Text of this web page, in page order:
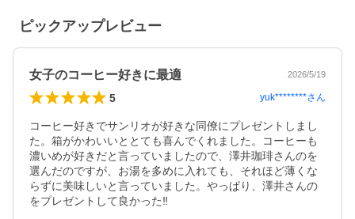
ピックアップレビュー
女子のコーヒー好きに最適 2026/5/19
5 yuk********さん
コーヒー好きでサンリオが好きな同僚にプレゼントしまし
た。箱がかわいいととても喜んでくれました。コーヒーも
濃いめが好きだと言っていましたので、澤井珈琲さんのを
選んだのですが、お湯を多めに入れても、それほど薄くな
らずに美味しいと言っていました。やっぱり、澤井さんの
をプレゼントして良かった‼️